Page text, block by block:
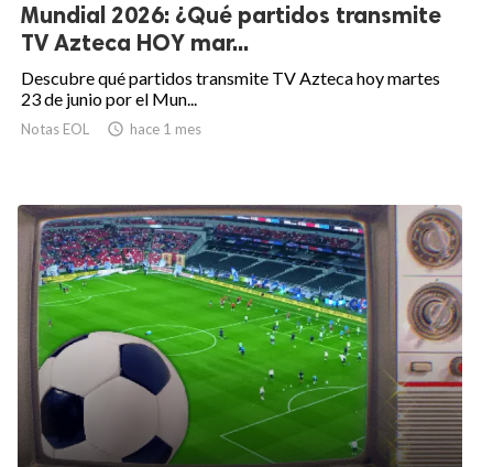
Mundial 2026: ¿Qué partidos transmite
TV Azteca HOY mar...
Descubre qué partidos transmite TV Azteca hoy martes
23 de junio por el Mun...
Notas EOL  hace 1 mes